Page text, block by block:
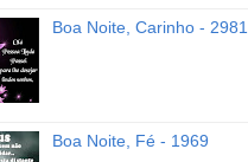
Boa Noite, Carinho - 2981
Boa Noite, Fé - 1969